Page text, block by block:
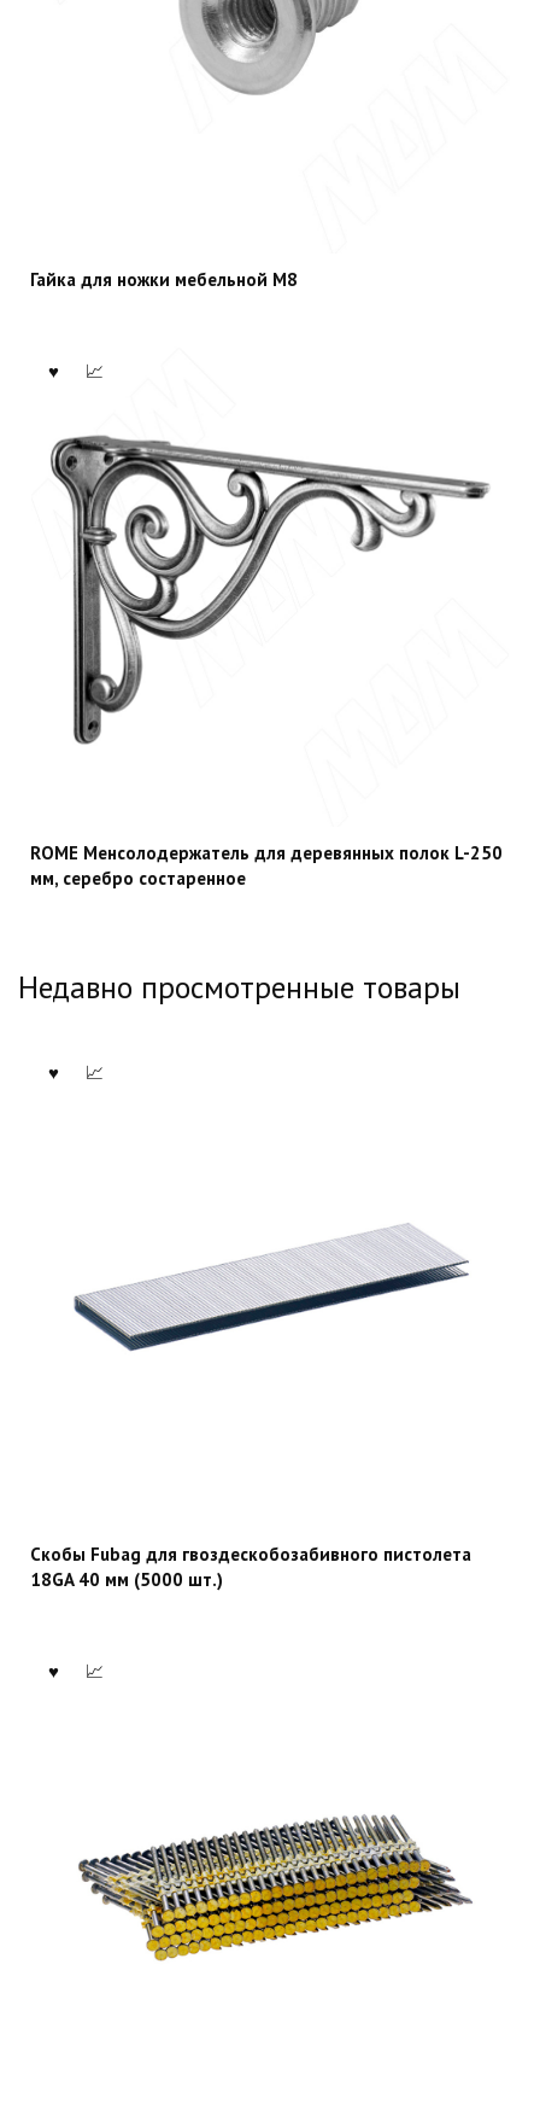
Гайка для ножки мебельной М8
ROME Менсолодержатель для деревянных полок L-250
мм, серебро состаренное
Недавно просмотренные товары
Скобы Fubag для гвоздескобозабивного пистолета
18GA 40 мм (5000 шт.)